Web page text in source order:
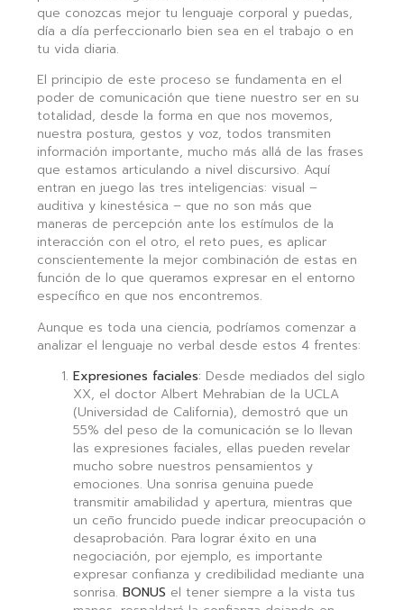
que conozcas mejor tu lenguaje corporal y puedas,
día a día perfeccionarlo bien sea en el trabajo o en
tu vida diaria.
El principio de este proceso se fundamenta en el
poder de comunicación que tiene nuestro ser en su
totalidad, desde la forma en que nos movemos,
nuestra postura, gestos y voz, todos transmiten
información importante, mucho más allá de las frases
que estamos articulando a nivel discursivo. Aquí
entran en juego las tres inteligencias: visual –
auditiva y kinestésica – que no son más que
maneras de percepción ante los estímulos de la
interacción con el otro, el reto pues, es aplicar
conscientemente la mejor combinación de estas en
función de lo que queramos expresar en el entorno
específico en que nos encontremos.
Aunque es toda una ciencia, podríamos comenzar a
analizar el lenguaje no verbal desde estos 4 frentes:
Expresiones faciales: Desde mediados del siglo
XX, el doctor Albert Mehrabian de la UCLA
(Universidad de California), demostró que un
55% del peso de la comunicación se lo llevan
las expresiones faciales, ellas pueden revelar
mucho sobre nuestros pensamientos y
emociones. Una sonrisa genuina puede
transmitir amabilidad y apertura, mientras que
un ceño fruncido puede indicar preocupación o
desaprobación. Para lograr éxito en una
negociación, por ejemplo, es importante
expresar confianza y credibilidad mediante una
sonrisa.BONUS el tener siempre a la vista tus